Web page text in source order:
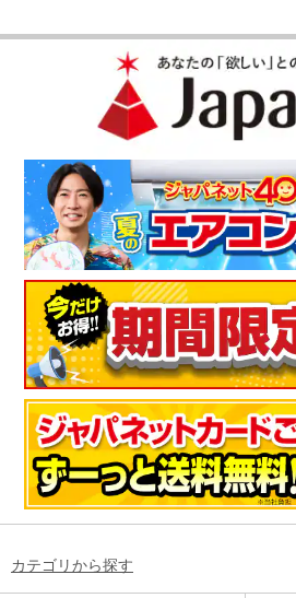
カテゴリから探す